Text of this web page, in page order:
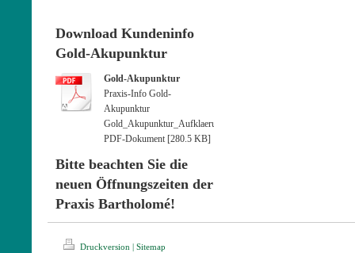
Download Kundeninfo
Gold-Akupunktur
Gold-Akupunktur
Praxis-Info Gold-
Akupunktur
Gold_Akupunktur_Aufklaerung_deutsch.pdf
PDF-Dokument [280.5 KB]
Bitte beachten Sie die
neuen Öffnungszeiten der
Praxis Bartholomé!
Druckversion | Sitemap